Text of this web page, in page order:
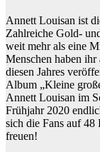
Annett Louisan ist
Zahlreiche Gold-
weit mehr als eine
Menschen haben
diesen Jahres
Album „Kleine
Annett Louisan im
Frühjahr 2020
sich die Fans auf 48
freuen!